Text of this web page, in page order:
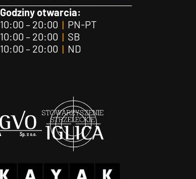
Godziny otwarcia:
10:00 – 20:00 |PN-PT
10:00 – 20:00 |SB
10:00 – 20:00 |ND
Agvo Iglica